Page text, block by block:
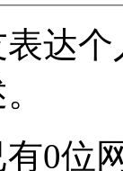
达
有0位